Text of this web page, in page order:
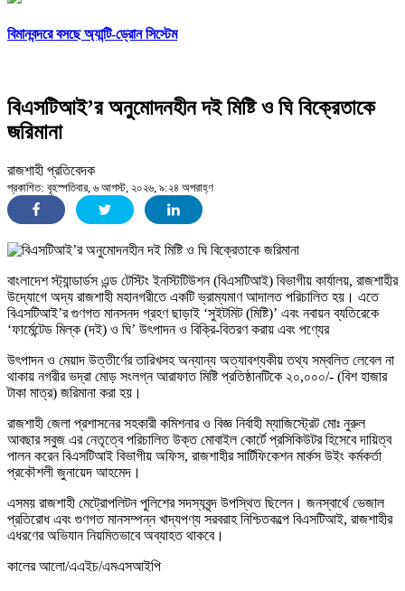
বিমানবন্দরে বসছে অ্যান্টি-ড্রোন সিস্টেম
বিএসটিআই’র অনুমোদনহীন দই মিষ্টি ও ঘি বিক্রেতাকে
জরিমানা
রাজশাহী প্রতিবেদক
প্রকাশিত: বৃহস্পতিবার, ৬ আগস্ট, ২০২৬, ৯:২৪ অপরাহ্ণ
বাংলাদেশ স্ট্যান্ডার্ডস এন্ড টেস্টিং ইনস্টিটিউশন (বিএসটিআই) বিভাগীয় কার্যালয়, রাজশাহীর
উদ্যোগে অদ্য রাজশাহী মহানগরীতে একটি ভ্রাম্যমাণ আদালত পরিচালিত হয়। এতে
বিএসটিআই’র গুণগত মানসনদ গ্রহণ ছাড়াই ‘সুইটমিট (মিষ্টি)’ এবং নবায়ন ব্যতিরেকে
‘ফার্মেন্টেড মিল্ক (দই) ও ঘি’ উৎপাদন ও বিক্রি-বিতরণ করায় এবং পণ্যের
উৎপাদন ও মেয়াদ উত্তীর্ণের তারিখসহ অন্যান্য অত্যাবশ্যকীয় তথ্য সম্বলিত লেবেল না
থাকায় নগরীর ভদ্রা মোড় সংলগ্ন আরাফাত মিষ্টি প্রতিষ্ঠানটিকে ২০,০০০/- (বিশ হাজার
টাকা মাত্র) জরিমানা করা হয়।
রাজশাহী জেলা প্রশাসনের সহকারী কমিশনার ও বিজ্ঞ নির্বাহী ম্যাজিস্ট্রেট মোঃ নুরুল
আবছার সবুজ এর নেতৃত্বে পরিচালিত উক্ত মোবাইল কোর্টে প্রসিকিউটর হিসেবে দায়িত্ব
পালন করেন বিএসটিআই বিভাগীয় অফিস, রাজশাহীর সার্টিফিকেশন মার্কস উইং কর্মকর্তা
প্রকৌশলী জুনায়েদ আহমেদ।
এসময় রাজশাহী মেট্রোপলিটন পুলিশের সদস্যবৃন্দ উপস্থিত ছিলেন। জনস্বার্থে ভেজাল
প্রতিরোধ এবং গুণগত মানসম্পন্ন খাদ্যপণ্য সরবরাহ নিশ্চিতকল্পে বিএসটিআই, রাজশাহীর
এধরণের অভিযান নিয়মিতভাবে অব্যাহত থাকবে।
কালের আলো/এএইচ/এমএসআইপি